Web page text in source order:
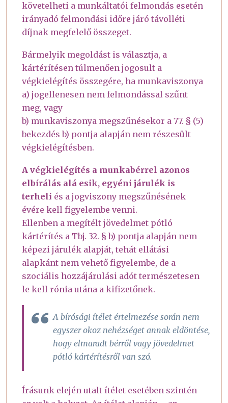
követelheti a munkáltatói felmondás esetén
irányadó felmondási időre járó távolléti
díjnak megfelelő összeget.
Bármelyik megoldást is választja, a
kártérítésen túlmenően jogosult a
végkielégítés összegére, ha munkaviszonya
a) jogellenesen nem felmondással szűnt
meg, vagy
b) munkaviszonya megszűnésekor a 77. § (5)
bekezdés b) pontja alapján nem részesült
végkielégítésben.
A végkielégítés a munkabérrel azonos
elbírálás alá esik, egyéni járulék is
terheli és a jogviszony megszűnésének
évére kell figyelembe venni.
Ellenben a megítélt jövedelmet pótló
kártérítés a Tbj. 32. § b) pontja alapján nem
képezi járulék alapját, tehát ellátási
alapkánt nem vehető figyelembe, de a
szociális hozzájárulási adót természetesen
le kell rónia utána a kifizetőnek.
A bírósági ítélet értelmezése során nem
egyszer okoz nehézséget annak eldöntése,
hogy elmaradt bérről vagy jövedelmet
pótló kártérítésről van szó.
Írásunk elején utalt ítélet esetében szintén